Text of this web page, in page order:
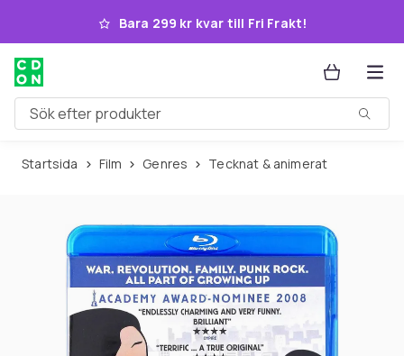
Hoppa till huvudinnehållet
Bara 299 kr kvar till Fri Frakt!
Sök efter produkter
Startsida Film Genres Tecknat & animerat